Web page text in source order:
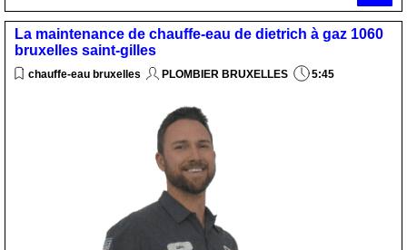
La maintenance de chauffe-eau de dietrich à gaz 1060
bruxelles saint-gilles
chauffe-eau bruxelles PLOMBIER BRUXELLES 5:45